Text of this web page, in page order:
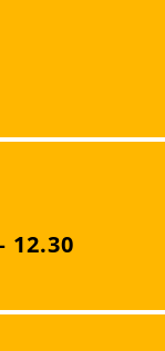
12.30